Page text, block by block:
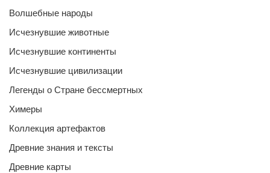
Волшебные народы
Исчезнувшие животные
Исчезнувшие континенты
Исчезнувшие цивилизации
Легенды о Стране бессмертных
Химеры
Коллекция артефактов
Древние знания и тексты
Древние карты